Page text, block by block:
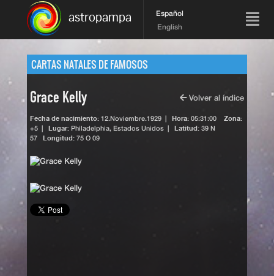
astropampa
Español
English
CARTAS NATALES DE FAMOSOS
Grace Kelly Volver al índice
Fecha de nacimiento: 12.Noviembre.1929 Hora: 05:31:00 Zona:
+5 | Lugar: Philadelphia, Estados Unidos Latitud: 39 N
57
Longitud: 75 O 09